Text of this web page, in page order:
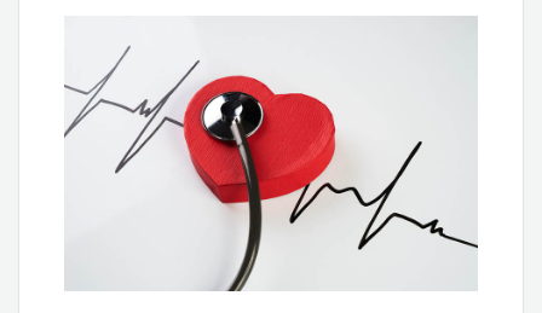
Gildenisson Araújo do Nascimento
Diego Santos de Souza
Bruno Santos Lima
Carla Maria Lins de Vasconcelos
Adriano Antunes de Souza Araújo
Aimée Obolari Durço